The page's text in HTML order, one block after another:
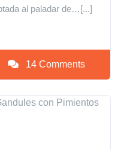
al paladar de…[...]
14 Comments